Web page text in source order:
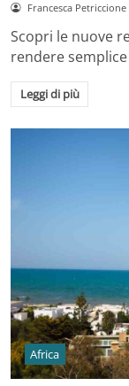
Francesca Petriccione
Scopri le nuove
rendere
Leggi di più
Africa